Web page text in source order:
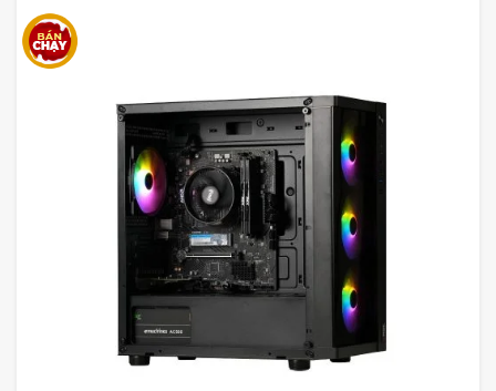
Vỏ Case ASUS Prime AP201 Tempered Glass
MicroATX Case với thiết kế dạng mid-tower hiện
đại, với 5 cạnh đều là mặt lưới vô cùng thoáng khí,
cạnh bên hông còn lại là kính cường lực show-off
được các linh kiện. Có 2 màu đen và trắng và 2
tùy chọn mặt trước lưới hoặc kính cho bạn lựa